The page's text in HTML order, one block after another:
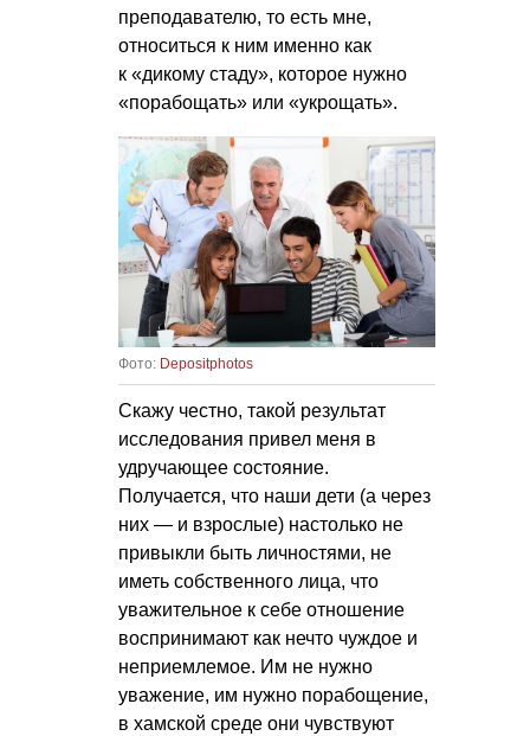
преподавателю, то есть мне,
относиться к ним именно как
к «дикому стаду», которое нужно
«порабощать» или «укрощать».
Фото: Depositphotos
Скажу честно, такой результат
исследования привел меня в
удручающее состояние.
Получается, что наши дети (а через
них — и взрослые) настолько не
привыкли быть личностями, не
иметь собственного лица, что
уважительное к себе отношение
воспринимают как нечто чуждое и
неприемлемое. Им не нужно
уважение, им нужно порабощение,
в хамской среде они чувствуют